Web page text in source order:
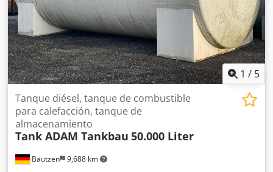
1 / 5
Bautzen 9,688 km
Tanque diésel, tanque de combustible
para calefacción, tanque de
almacenamiento
Tank ADAM Tankbau 50.000 Liter